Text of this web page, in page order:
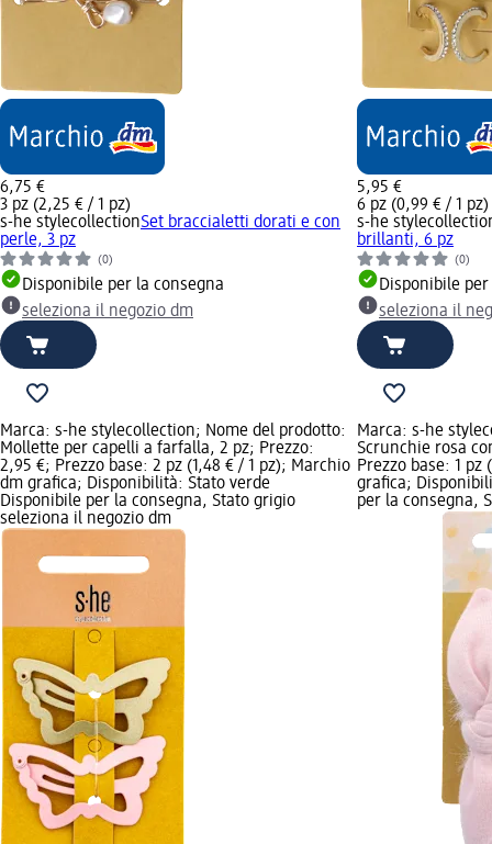
6,75 €
3 pz (2,25 € / 1 pz)
s-he stylecollectionSet braccialetti dorati e con
perle, 3 pz
(0)
Disponibile per la consegna
seleziona il negozio dm
5,95 €
6 pz (0,99 € / 1 pz)
s-he
brillanti, 6 pz
(0)
Disponibile
seleziona il
Marca: s-he stylecollection; Nome del prodotto:
Mollette per capelli a farfalla, 2 pz; Prezzo:
2,95 €; Prezzo base: 2 pz (1,48 € / 1 pz); Marchio
dm grafica; Disponibilità: Stato verde
Disponibile per la consegna, Stato grigio
seleziona il negozio dm
Marca: s-he
Scrunchie rosa
Prezzo base: 1
grafica;
per la consegna,